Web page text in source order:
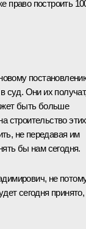
право построить
суд. Они их
быть больше
строительство этих
не передавая им
бы нам сегодня.
не
сегодня принято,